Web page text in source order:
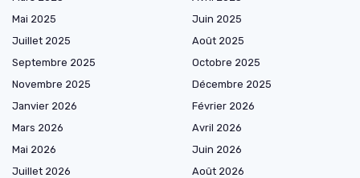
Mai 2025
Juin 2025
Juillet 2025
Août 2025
Septembre 2025
Octobre 2025
Novembre 2025
Décembre 2025
Janvier 2026
Février 2026
Mars 2026
Avril 2026
Mai 2026
Juin 2026
Juillet 2026
Août 2026